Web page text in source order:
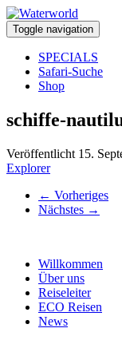
Toggle navigation
SPECIALS
Safari-Suche
Shop
schiffe-
Veröffentlicht 15.
Explorer
← Vorheriges
Nächstes →
Willkommen
Über uns
Reiseleiter
ECO Reisen
News